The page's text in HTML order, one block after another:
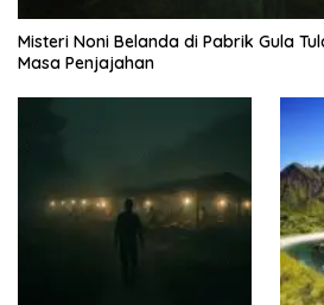
Misteri Noni Belanda di Pabrik Gula
Masa Penjajahan